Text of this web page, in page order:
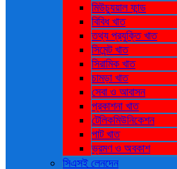
মিউচ্যুয়াল ফান্ড
বিবিধ খাত
তথ্য প্রযুক্তি খাত
সিমেন্ট খাত
সিরামিক খাত
চামড়া খাত
সেবা ও আবাসন
প্রকাশনা খাত
টেলিকমিউনিকেশন
পাট খাত
ভ্রমণ ও ‍অবকাশ
সিএসই লেনদেন